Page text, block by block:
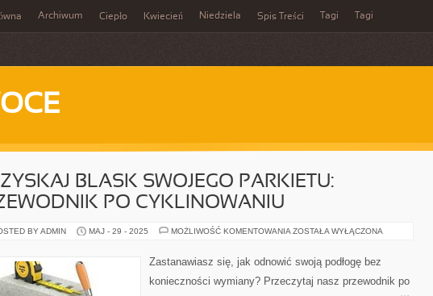
Archiwum Ciepło Kwiecień Niedziela Spis Treści Tagi Tagi
BLASK SWOJEGO PARKIETU:
PO CYKLINOWANIU
BY ADMIN MAJ - 29 - 2025 MOŻLIWOŚĆ KOMENTOWANIA ODZYSKAJ
PARKIETU:
PRZEWODNIK
CYKLINOWANIU
ZOSTAŁA WYŁĄCZONA
Zastanawiasz się, jak odnowić swoją podłogę bez
konieczności wymiany? Przeczytaj nasz przewodnik po